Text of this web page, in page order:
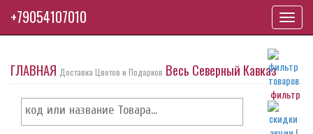
фильтр
ГЛАВНАЯ Доставка Цветов и Подарков Весь Северный Кавказ
+79054107010